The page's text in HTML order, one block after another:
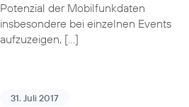
Potenzial der Mobilfunkdaten
insbesondere bei einzelnen Events
aufzuzeigen, […]
31. Juli 2017